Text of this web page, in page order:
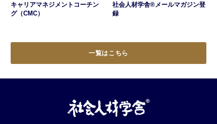
キャリアマネジメントコーチン
グ（CMC）
社会人材学舎®メールマガジン登
録
一覧はこちら